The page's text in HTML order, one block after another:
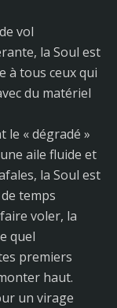
vol
la Soul est
à tous ceux qui
du matériel
le « dégradé »
aile fluide et
la Soul est
temps
voler, la
quel
premiers
haut.
un virage